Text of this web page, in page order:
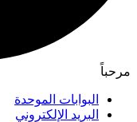
مرحباً
البوابات الموحدة
البريد الإلكتروني